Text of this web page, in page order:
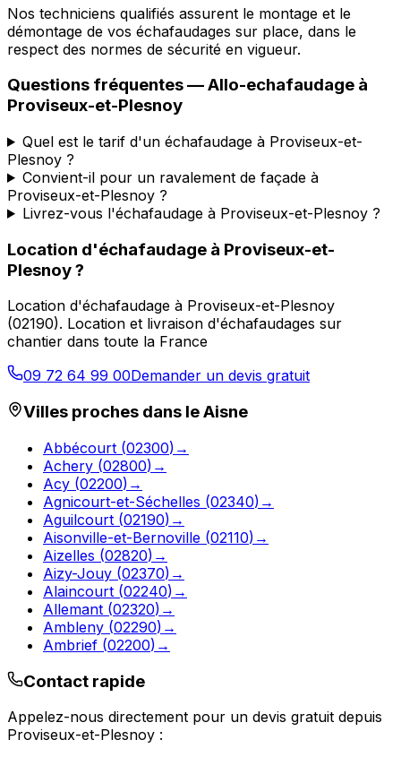
Nos techniciens qualifiés assurent le montage et le
démontage de vos échafaudages sur place, dans le
respect des normes de sécurité en vigueur.
Questions fréquentes —Allo-echafaudage à
Proviseux-et-Plesnoy
Quel est le tarif d'un échafaudage à Proviseux-et-
Plesnoy ?
Convient-il pour un ravalement de façade à
Proviseux-et-Plesnoy ?
Livrez-vous l'échafaudage à Proviseux-et-Plesnoy ?
Location d'échafaudage à Proviseux-et-
Plesnoy?
Location d'échafaudage à Proviseux-et-Plesnoy
(02190). Location et livraison d'échafaudages sur
chantier dans toute la France
09 72 64 99 00Demander un devis gratuit
Villes proches dans leAisne
Abbécourt (02300) →
Achery (02800) →
Acy (02200) →
Agnicourt-et-Séchelles (02340) →
Aguilcourt (02190) →
Aisonville-et-Bernoville (02110) →
Aizelles (02820) →
Aizy-Jouy (02370) →
Alaincourt (02240) →
Allemant (02320) →
Ambleny (02290) →
Ambrief (02200) →
Contact rapide
Appelez-nous directement pour un devis gratuit depuis
Proviseux-et-Plesnoy :